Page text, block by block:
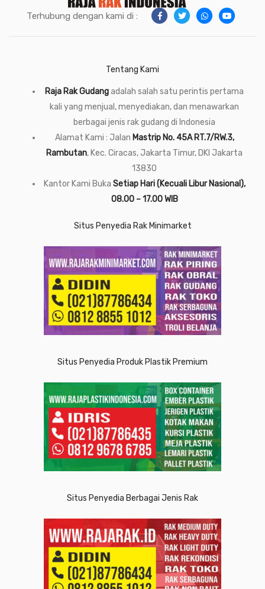
Terhubung dengan kami di :
Tentang Kami
Raja Rak Gudangadalah salah satu perintis pertama
kali yang menjual, menyediakan, dan menawarkan
berbagai jenis rak gudang di Indonesia
Alamat Kami : Jalan Mastrip No. 45A RT.7/RW.3,
Rambutan, Kec. Ciracas, Jakarta Timur, DKI Jakarta
13830
Kantor Kami Buka Setiap Hari (Kecuali Libur Nasional),
08.00 – 17.00 WIB
Situs Penyedia Rak Minimarket
Situs Penyedia Produk Plastik Premium
Situs Penyedia Berbagai Jenis Rak